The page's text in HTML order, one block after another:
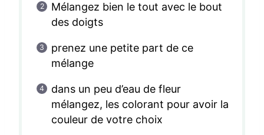
Mélangez bien le tout avec le bout
des doigts
prenez une petite part de ce
mélange
dans un peu d’eau de fleur
mélangez, les colorant pour avoir la
couleur de votre choix